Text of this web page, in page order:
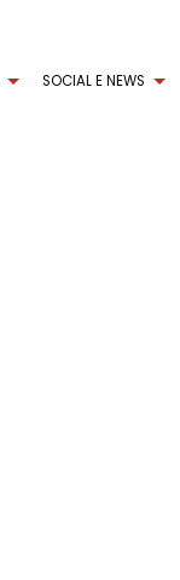
SOCIAL E NEWS